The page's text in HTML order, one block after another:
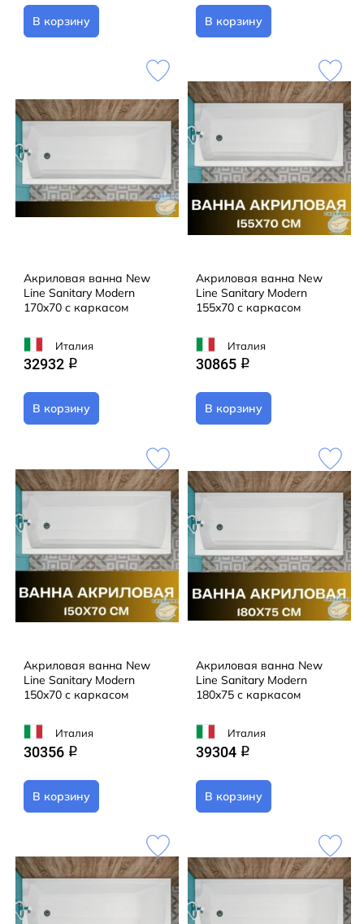
В корзину В корзину
Акриловая ванна New
Line Sanitary Modern
170x70 с каркасом
Италия
32932 q
В корзину
Акриловая ванна New
Line Sanitary Modern
155x70 с каркасом
Италия
30865 q
В корзину
Акриловая ванна New
Line Sanitary Modern
150x70 с каркасом
Италия
30356 q
В корзину
Акриловая ванна New
Line Sanitary Modern
180x75 с каркасом
Италия
39304 q
В корзину